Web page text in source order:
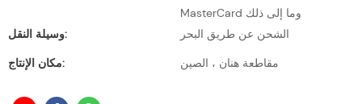
MasterCard وما إلى ذلك
وسيلة النقل:
الشحن عن طريق البحر
مكان الإنتاج:
مقاطعة هنان ، الصين